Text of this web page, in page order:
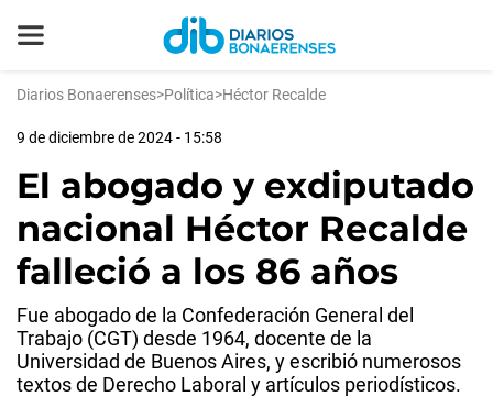
Diarios Bonaerenses>Política>Héctor Recalde
9 de diciembre de 2024 - 15:58
El abogado y exdiputado
nacional Héctor Recalde
falleció a los 86 años
Fue abogado de la Confederación General del
Trabajo (CGT) desde 1964, docente de la
Universidad de Buenos Aires, y escribió numerosos
textos de Derecho Laboral y artículos periodísticos.